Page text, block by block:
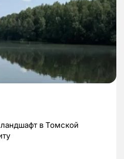
в Томской